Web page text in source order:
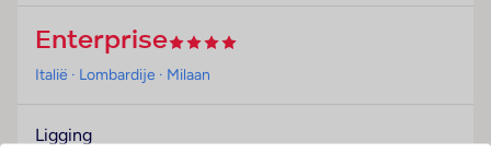
Enterprise
Italië · Lombardije · Milaan
Ligging